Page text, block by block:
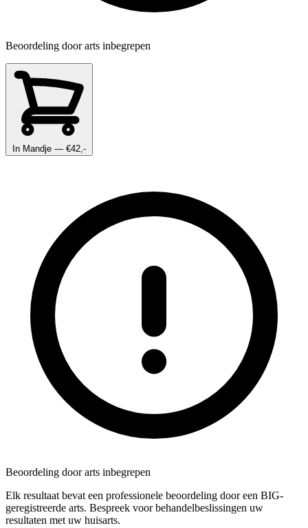
Beoordeling door arts inbegrepen
In Mandje — €42,-
Beoordeling door arts inbegrepen
Elk resultaat bevat een professionele beoordeling door een BIG-
geregistreerde arts. Bespreek voor behandelbeslissingen uw
resultaten met uw huisarts.